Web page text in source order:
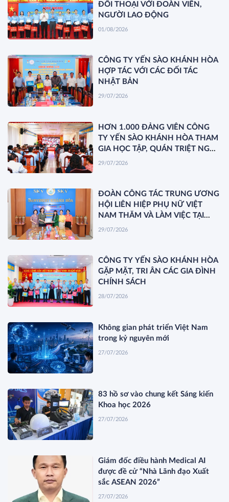
ĐỐI THOẠI VỚI ĐOÀN VIÊN,
NGƯỜI LAO ĐỘNG
01/08/2026
CÔNG TY YẾN SÀO KHÁNH HÒA
HỢP TÁC VỚI CÁC ĐỐI TÁC
NHẬT BẢN
29/07/2026
HƠN 1.000 ĐẢNG VIÊN CÔNG
TY YẾN SÀO KHÁNH HÒA THAM
GIA HỌC TẬP, QUÁN TRIỆT NGHỊ
QUYẾT HỘI NGHỊ TRUNG ƯƠNG
29/07/2026
ĐOÀN CÔNG TÁC TRUNG ƯƠNG
HỘI LIÊN HIỆP PHỤ NỮ VIỆT
NAM THĂM VÀ LÀM VIỆC TẠI
YẾN SÀO KHÁNH HÒA
29/07/2026
CÔNG TY YẾN SÀO KHÁNH HÒA
GẶP MẶT, TRI ÂN CÁC GIA ĐÌNH
CHÍNH SÁCH
28/07/2026
Không gian phát triển Việt Nam
trong kỷ nguyên mới
27/07/2026
83 hồ sơ vào chung kết Sáng kiến
Khoa học 2026
27/07/2026
Giám đốc điều hành Medical AI
được đề cử “Nhà Lãnh đạo Xuất
sắc ASEAN 2026”
27/07/2026